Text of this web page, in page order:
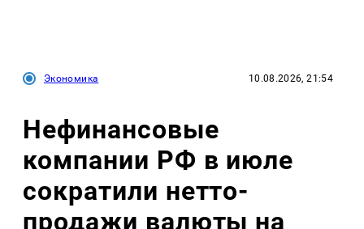
Экономика 10.08.2026, 21:54
Нефинансовые
компании РФ в июле
сократили нетто-
продажи валюты на